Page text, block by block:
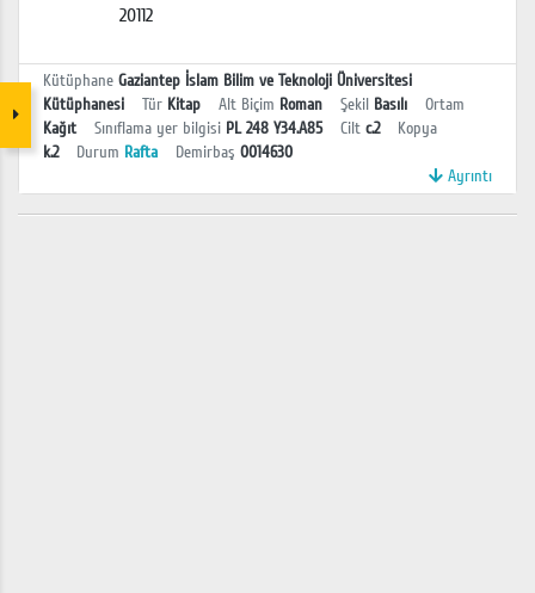
20112
Kütüphane Gaziantep İslam Bilim ve Teknoloji Üniversitesi
Kütüphanesi
Tür Kitap Alt Biçim Roman Şekil Basılı
Ortam
Kağıt
Sınıflama yer bilgisi PL 248 Y34.A85 Cilt c.2
Kopya
k.2
Durum Rafta Demirbaş 0014630
Ayrıntı